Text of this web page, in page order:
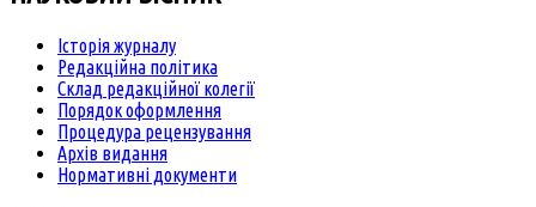
Історія журналу
Редакційна політика
Склад редакційної колегії
Порядок оформлення
Процедура рецензування
Архів видання
Нормативні документи